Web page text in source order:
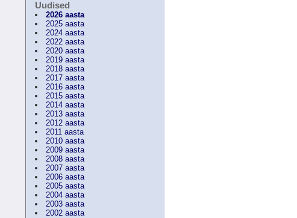
Uudised
2026 aasta
2025 aasta
2024 aasta
2022 aasta
2020 aasta
2019 aasta
2018 aasta
2017 aasta
2016 aasta
2015 aasta
2014 aasta
2013 aasta
2012 aasta
2011 aasta
2010 aasta
2009 aasta
2008 aasta
2007 aasta
2006 aasta
2005 aasta
2004 aasta
2003 aasta
2002 aasta